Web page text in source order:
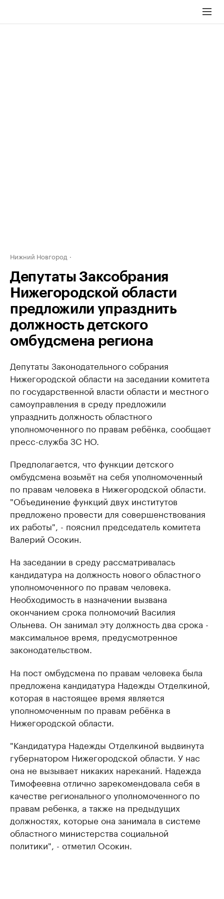
Нижний Новгород
Депутаты Заксобрания
Нижегородской области
предложили упразднить
должность детского
омбудсмена региона
Депутаты Законодательного собрания
Нижегородской области на заседании комитета
по государственной власти области и местного
самоуправления в среду предложили
упразднить должность областного
уполномоченного по правам ребёнка, сообщает
пресс-служба ЗС НО.
Предполагается, что функции детского
омбудсмена возьмёт на себя уполномоченный
по правам человека в Нижегородской области.
"Объединение функций двух институтов
предложено провести для совершенствования
их работы", - пояснил председатель комитета
Валерий Осокин.
На заседании в среду рассматривалась
кандидатура на должность нового областного
уполномоченного по правам человека.
Необходимость в назначении вызвана
окончанием срока полномочий Василия
Ольнева. Он занимал эту должность два срока -
максимальное время, предусмотренное
законодательством.
На пост омбудсмена по правам человека была
предложена кандидатура Надежды Отделкиной,
которая в настоящее время является
уполномоченным по правам ребёнка в
Нижегородской области.
"Кандидатура Надежды Отделкиной выдвинута
губернатором Нижегородской области. У нас
она не вызывает никаких нареканий. Надежда
Тимофеевна отлично зарекомендовала себя в
качестве регионального уполномоченного по
правам ребенка, а также на предыдущих
должностях, которые она занимала в системе
областного министерства социальной
политики", - отметил Осокин.